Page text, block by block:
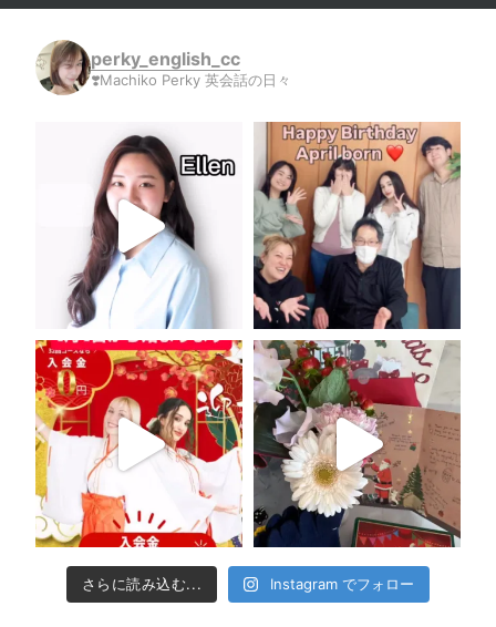
perky_english_cc
❣️Machiko Perky 英会話の日々
さらに読み込む... Instagram でフォロー